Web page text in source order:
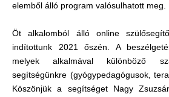
elemből álló program valósulhatott meg.
Öt alkalomból álló online
indítottunk 2021 őszén. A
melyek alkalmával különböző
segítségünkre (gyógypedagógusok,
Köszönjük a segítséget Nagy